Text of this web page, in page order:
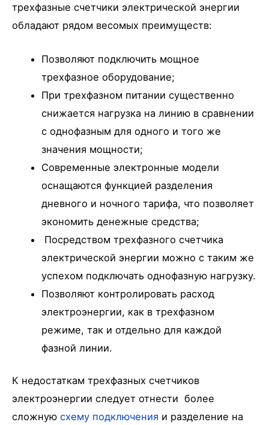
трехфазные счетчики электрической энергии
обладают рядом весомых преимуществ:
Позволяют подключить мощное
трехфазное оборудование;
При трехфазном питании существенно
снижается нагрузка на линию в сравнении
с однофазным для одного и того же
значения мощности;
Современные электронные модели
оснащаются функцией разделения
дневного и ночного тарифа, что позволяет
экономить денежные средства;
Посредством трехфазного счетчика
электрической энергии можно с таким же
успехом подключать однофазную нагрузку.
Позволяют контролировать расход
электроэнергии, как в трехфазном
режиме, так и отдельно для каждой
фазной линии.
К недостаткам трехфазных счетчиков
электроэнергии следует отнести более
сложную схему подключения и разделение на